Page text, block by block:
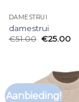
DAMESTRUI
damestrui
€51.00 €25.00
Aanbieding!